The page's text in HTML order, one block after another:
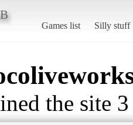
Games list Silly stuff
the site